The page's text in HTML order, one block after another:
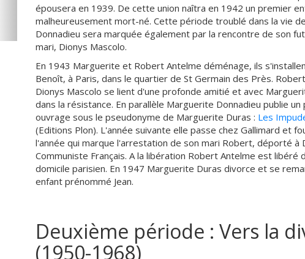
épousera en 1939. De cette union naîtra en 1942 un premier
malheureusement mort-né. Cette période troublé dans la vie
Donnadieu sera marquée également par la rencontre de son
mari, Dionys Mascolo.
En 1943 Marguerite et Robert Antelme déménage, ils
Benoît, à Paris, dans le quartier de St Germain des Près.
Dionys Mascolo se lient d'une profonde amitié et avec
dans la résistance. En parallèle Marguerite Donnadieu publie un
ouvrage sous le pseudonyme de Marguerite Duras : Les
(Editions Plon). L'année suivante elle passe chez Gallimard et
l'année qui marque l'arrestation de son mari Robert, déporté à
Communiste Français. A la libération Robert Antelme est
domicile parisien. En 1947 Marguerite Duras divorce et se
enfant prénommé Jean.
Deuxième période : Vers la
(1950-1968)